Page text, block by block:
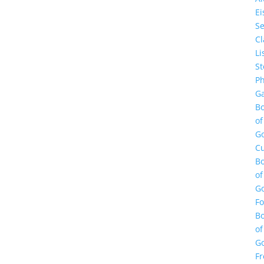
of
of
of